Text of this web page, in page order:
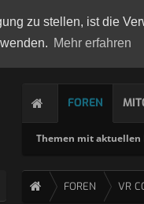
zu stellen, ist die
Mehr erfahren
FOREN
Themen mit aktuellen
FOREN VR